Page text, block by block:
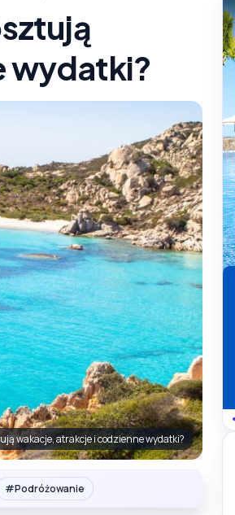
wydatki?
wakacje, atrakcje i codzienne wydatki?
#Podróżowanie